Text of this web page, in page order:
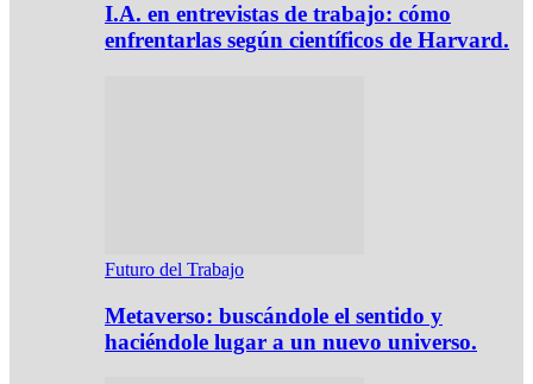
I.A. en entrevistas de trabajo: cómo
enfrentarlas según científicos de Harvard.
Futuro del Trabajo
Metaverso: buscándole el sentido y
haciéndole lugar a un nuevo universo.